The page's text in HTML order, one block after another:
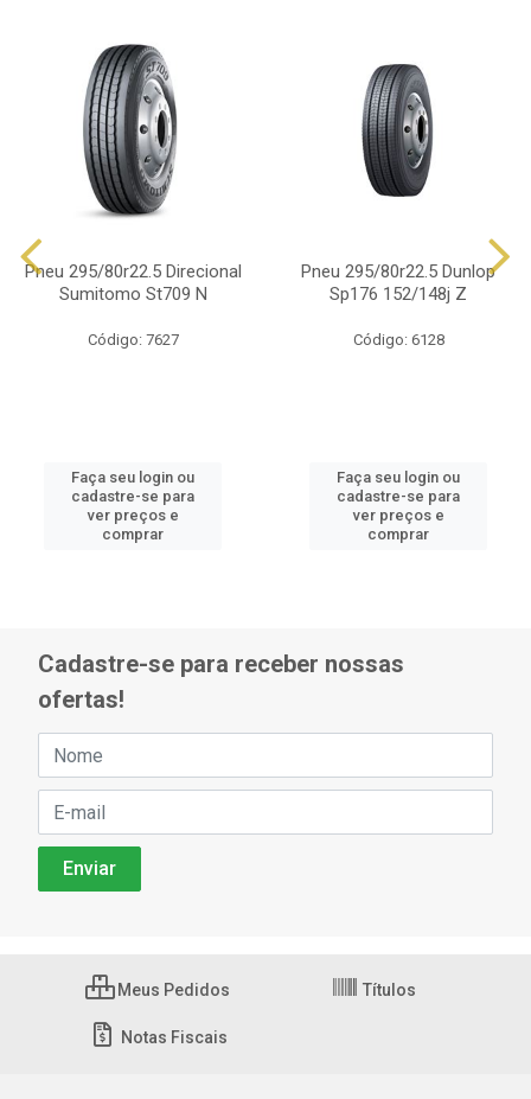
Pneu 295/80r22.5 Direcional
Sumitomo St709 N
Código: 7627
Faça seu login ou
cadastre-se para
ver preços e
comprar
Pneu 295/80r22.5 Dunlop
Sp176 152/148j Z
Código: 6128
Faça seu login ou
cadastre-se para
ver preços e
comprar
Cadastre-se para receber nossas
ofertas!
Meus Pedidos Títulos
Notas Fiscais